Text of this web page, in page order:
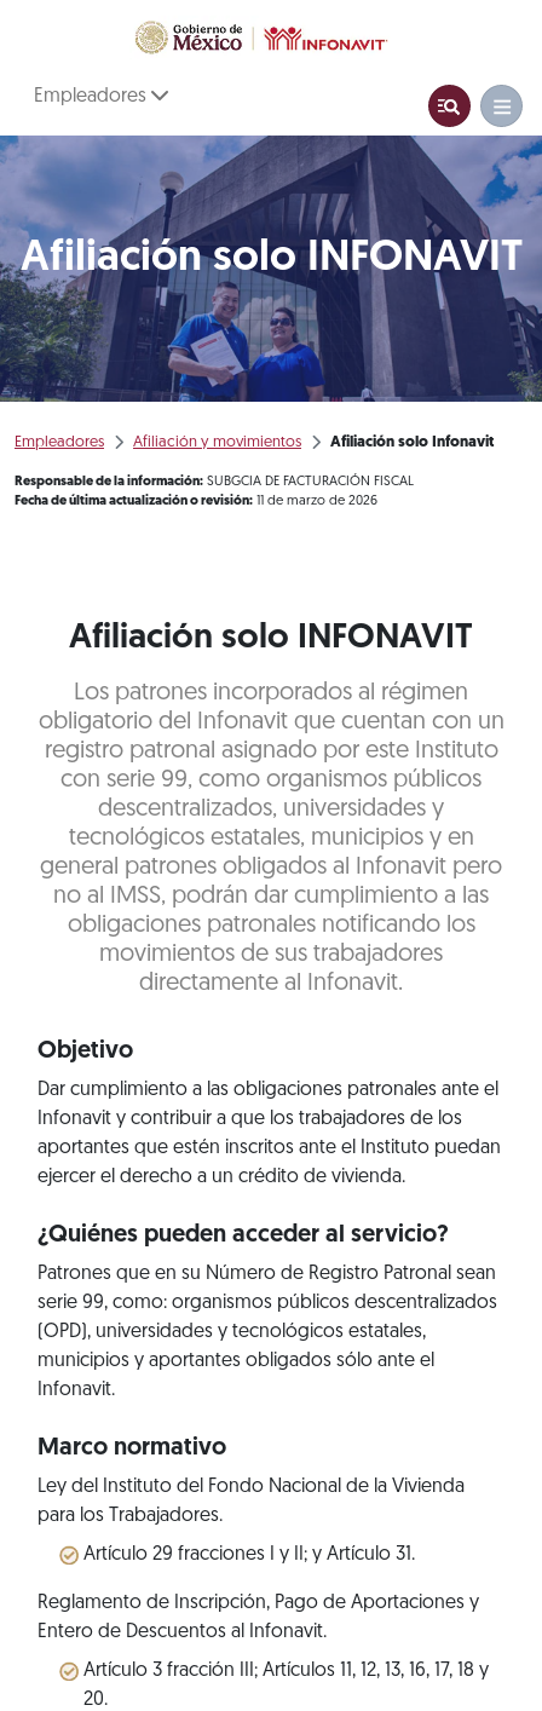
Empleadores
Afiliación solo INFONAVIT
Empleadores Afiliación y movimientos Afiliación solo Infonavit
Responsable de la información: SUBGCIA DE FACTURACIÓN FISCAL
Fecha de última actualización o revisión: 11 de marzo de 2026
Afiliación solo INFONAVIT
Los patrones incorporados al régimen
obligatorio del Infonavit que cuentan con un
registro patronal asignado por este Instituto
con serie 99, como organismos públicos
descentralizados, universidades y
tecnológicos estatales, municipios y en
general patrones obligados al Infonavit pero
no al IMSS, podrán dar cumplimiento a las
obligaciones patronales notificando los
movimientos de sus trabajadores
directamente al Infonavit.
Objetivo
Dar cumplimiento a las obligaciones patronales ante el
Infonavit y contribuir a que los trabajadores de los
aportantes que estén inscritos ante el Instituto puedan
ejercer el derecho a un crédito de vivienda.
¿Quiénes pueden acceder al servicio?
Patrones que en su Número de Registro Patronal sean
serie 99, como: organismos públicos descentralizados
(OPD), universidades y tecnológicos estatales,
municipios y aportantes obligados sólo ante el
Infonavit.
Marco normativo
Ley del Instituto del Fondo Nacional de la Vivienda
para los Trabajadores.
Artículo 29 fracciones I y II; y Artículo 31.
Reglamento de Inscripción, Pago de Aportaciones y
Entero de Descuentos al Infonavit.
Artículo 3 fracción III; Artículos 11, 12, 13, 16, 17, 18 y
20.